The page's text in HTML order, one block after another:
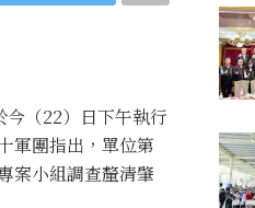
（22）日下午執行
軍團指出，單位第
案小組調查釐清肇